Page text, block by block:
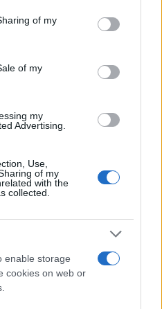
behaviour. You may click to
and its third-party tags to
purposes in below Google
of my
of my
my
Advertising.
Use,
of my
with the
collected.
enable storage
cookies on web or